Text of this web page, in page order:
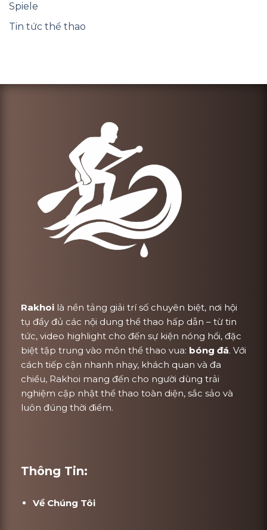
Spiele
Tin tức thể thao
Rakhoi là nền tảng giải trí số chuyên biệt, nơi hội
tụ đầy đủ các nội dung thể thao hấp dẫn – từ tin
tức, video highlight cho đến sự kiện nóng hổi, đặc
biệt tập trung vào môn thể thao vua: bóng đá. Với
cách tiếp cận nhanh nhạy, khách quan và đa
chiều, Rakhoi mang đến cho người dùng trải
nghiệm cập nhật thể thao toàn diện, sắc sảo và
luôn đúng thời điểm.
Thông Tin:
Về Chúng Tôi